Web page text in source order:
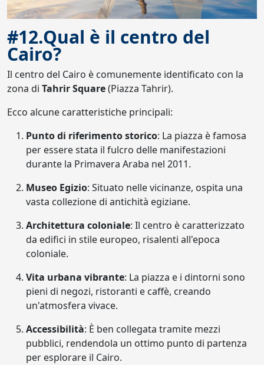
#12.Qual è il centro del
Cairo?
Il centro del Cairo è comunemente identificato con la
zona di Tahrir Square(Piazza Tahrir).
Ecco alcune caratteristiche principali:
Punto di riferimento storico: La piazza è famosa
per essere stata il fulcro delle manifestazioni
durante la Primavera Araba nel 2011.
Museo Egizio: Situato nelle vicinanze, ospita una
vasta collezione di antichità egiziane.
Architettura coloniale: Il centro è caratterizzato
da edifici in stile europeo, risalenti all'epoca
coloniale.
Vita urbana vibrante: La piazza e i dintorni sono
pieni di negozi, ristoranti e caffè, creando
un'atmosfera vivace.
Accessibilità: È ben collegata tramite mezzi
pubblici, rendendola un ottimo punto di partenza
per esplorare il Cairo.